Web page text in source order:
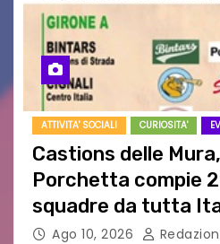
ATTIVITA' SOCIALI CURIOSITA'
Castions delle
Porchetta compie
squadre da tutta
Ago 10, 2026